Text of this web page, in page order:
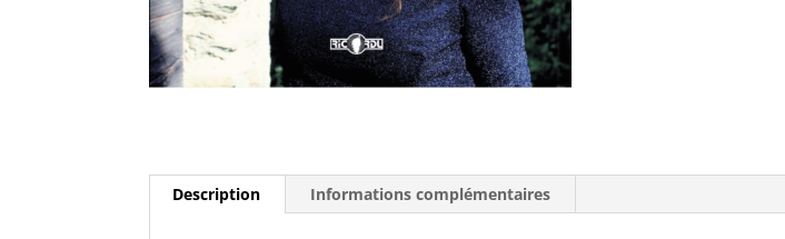
Description Informations complémentaires